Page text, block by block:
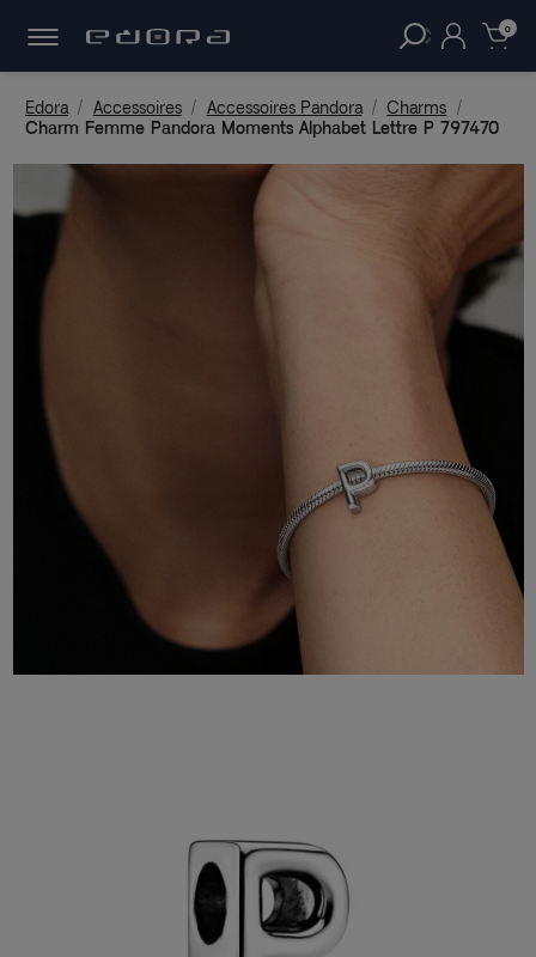
clear 0
Edora Accessoires Accessoires Pandora
Charms
Charm Femme Pandora Moments Alphabet Lettre P 797470